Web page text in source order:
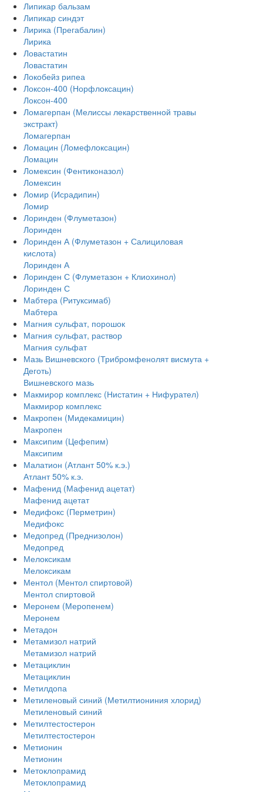
Липикар бальзам
Липикар синдэт
Лирика (Прегабалин)
Лирика
Ловастатин
Ловастатин
Локобейз рипеа
Локсон-400 (Норфлоксацин)
Локсон-400
Ломагерпан (Мелиссы лекарственной травы
экстракт)
Ломагерпан
Ломацин (Ломефлоксацин)
Ломацин
Ломексин (Фентиконазол)
Ломексин
Ломир (Исрадипин)
Ломир
Лоринден (Флуметазон)
Лоринден
Лоринден А (Флуметазон + Салициловая
кислота)
Лоринден А
Лоринден С (Флуметазон + Клиохинол)
Лоринден С
Мабтера (Ритуксимаб)
Мабтера
Магния сульфат, порошок
Магния сульфат, раствор
Магния сульфат
Мазь Вишневского (Трибромфенолят висмута +
Деготь)
Вишневского мазь
Макмирор комплекс (Нистатин + Нифурател)
Макмирор комплекс
Макропен (Мидекамицин)
Макропен
Максипим (Цефепим)
Максипим
Малатион (Атлант 50% к.э.)
Атлант 50% к.э.
Мафенид (Мафенид ацетат)
Мафенид ацетат
Медифокс (Перметрин)
Медифокс
Медопред (Преднизолон)
Медопред
Мелоксикам
Мелоксикам
Ментол (Ментол спиртовой)
Ментол спиртовой
Меронем (Меропенем)
Меронем
Метадон
Метамизол натрий
Метамизол натрий
Метациклин
Метациклин
Метилдопа
Метиленовый синий (Метилтиониния хлорид)
Метиленовый синий
Метилтестостерон
Метилтестостерон
Метионин
Метионин
Метоклопрамид
Метоклопрамид